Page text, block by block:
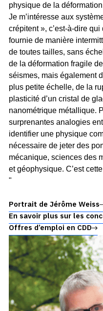
physique de la
Je m’intéresse aux
crépitent », c’est-à-dire
fournie de manière
de toutes tailles, sans
de la déformation fragile
séismes, mais également
plus petite échelle, de la
plasticité d’un cristal de
nanométrique métallique.
surprenantes analogies
identifier une physique
nécessaire de jeter des
mécanique, sciences des
et géophysique. C’est
"
Portrait de Jérôme Weiss
En savoir plus sur les
Offres d’emploi en CDD